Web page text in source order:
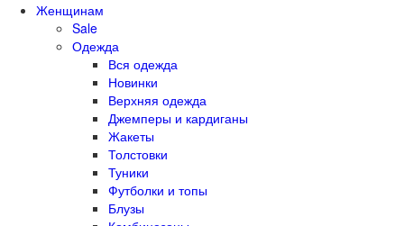
Женщинам
Sale
Одежда
Вся одежда
Новинки
Верхняя одежда
Джемперы и кардиганы
Жакеты
Толстовки
Туники
Футболки и топы
Блузы